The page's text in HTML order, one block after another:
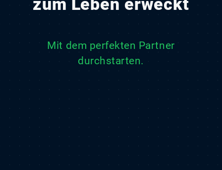
zum Leben erweckt
Mit dem perfekten Partner
durchstarten.